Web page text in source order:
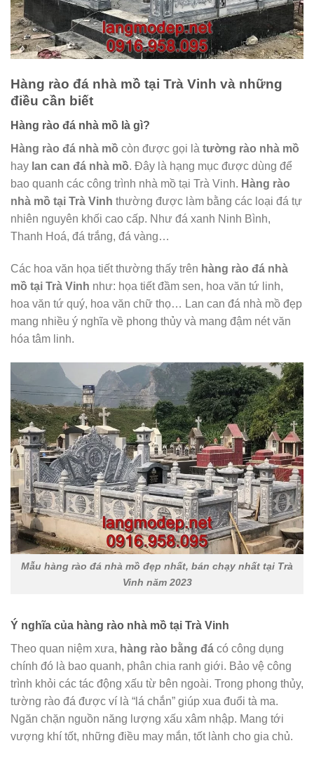
Hàng rào đá nhà mồ tại Trà Vinh và những
điều cần biết
Hàng rào đá nhà mồ là gì?
Hàng rào đá nhà mồ còn được gọi là tường rào nhà mồ
hay lan can đá nhà mồ. Đây là hạng mục được dùng để
bao quanh các công trình nhà mồ tại Trà Vinh. Hàng rào
nhà mồ tại Trà Vinh thường được làm bằng các loại đá tự
nhiên nguyên khối cao cấp. Như đá xanh Ninh Bình,
Thanh Hoá, đá trắng, đá vàng…
Các hoa văn họa tiết thường thấy trên hàng rào đá nhà
mồ tại Trà Vinh như: họa tiết đầm sen, hoa văn tứ linh,
hoa văn tứ quý, hoa văn chữ thọ… Lan can đá nhà mồ đẹp
mang nhiều ý nghĩa về phong thủy và mang đậm nét văn
hóa tâm linh.
Mẫu hàng rào đá nhà mồ đẹp nhất, bán chạy nhất tại Trà
Vinh năm 2023
Ý nghĩa của hàng rào nhà mồ tại Trà Vinh
Theo quan niệm xưa, hàng rào bằng đá có công dụng
chính đó là bao quanh, phân chia ranh giới. Bảo vệ công
trình khỏi các tác động xấu từ bên ngoài. Trong phong thủy,
tường rào đá được ví là “lá chắn” giúp xua đuổi tà ma.
Ngăn chặn nguồn năng lượng xấu xâm nhập. Mang tới
vượng khí tốt, những điều may mắn, tốt lành cho gia chủ.